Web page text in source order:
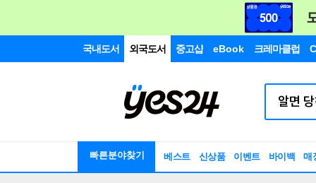
국내도서 외국도서 중고샵 eBook 크레마클럽
빠른분야찾기 베스트 신상품 이벤트 바이백 매